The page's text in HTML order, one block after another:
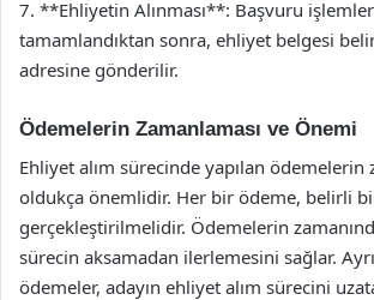
7. **Ehliyetin Alınması**: Başvuru
tamamlandıktan sonra, ehliyet belgesi
adresine gönderilir.
Ödemelerin Zamanlaması ve Önemi
Ehliyet alım sürecinde yapılan ödemelerin
oldukça önemlidir. Her bir ödeme, belirli
gerçekleştirilmelidir. Ödemelerin
sürecin aksamadan ilerlemesini sağlar.
ödemeler, adayın ehliyet alım sürecini